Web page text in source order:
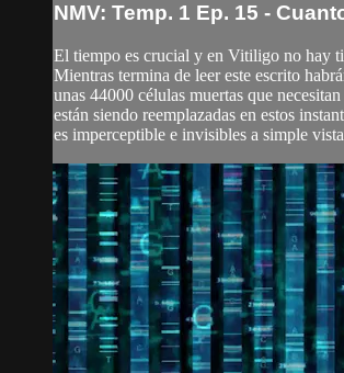
NMV: Temp. 1 Ep. 15 -
El tiempo es crucial y en Vitiligo no hay
Mientras termina de leer este escrito
unas 44000 células muertas que
están siendo reemplazadas en estos
es imperceptible e invisibles a simple